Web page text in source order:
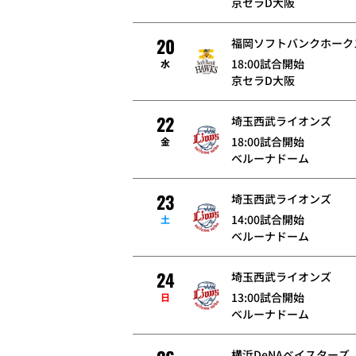
20
水
福岡ソフトバンクホー
18:00試合開始
京セラD大阪
22
金
埼玉西武ライオンズ
18:00試合開始
ベルーナドーム
23
土
埼玉西武ライオンズ
14:00試合開始
ベルーナドーム
24
日
埼玉西武ライオンズ
13:00試合開始
ベルーナドーム